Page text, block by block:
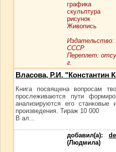
графика
скульптура
рисунок
Живопись
СССР
Переплет:
г.
Власова, Р.И. "Константин
Книга посвящена вопросам
прослеживаются пути
анализируются его станковые
произведения. Тираж 10 000
В ал...
добавил(а):
(Людмила)